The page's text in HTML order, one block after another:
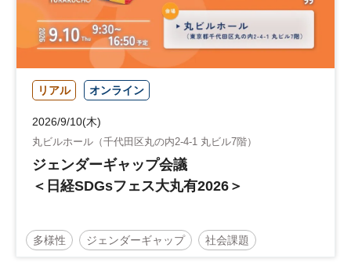
リアル オンライン
2026/9/10(木)
丸ビルホール（千代田区丸の内2-4-1 丸ビル7階）
ジェンダーギャップ会議
＜日経SDGsフェス大丸有2026＞
多様性 ジェンダーギャップ 社会課題